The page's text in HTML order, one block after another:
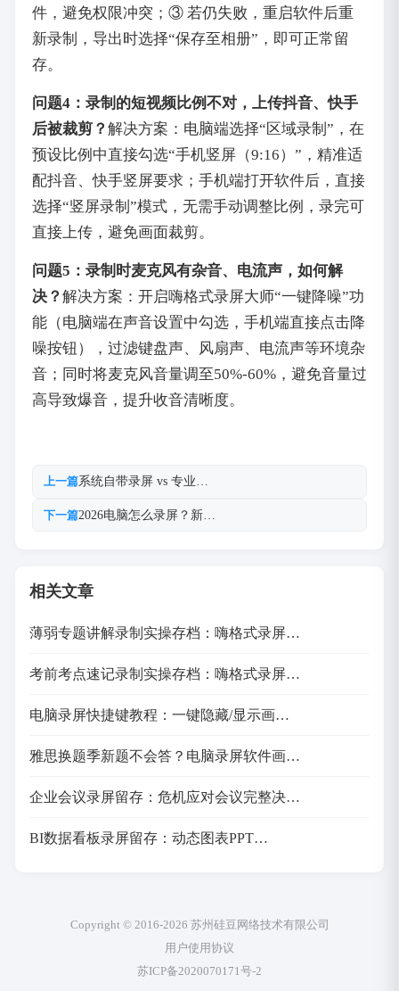
件，避免权限冲突；③ 若仍失败，重启软件后重
新录制，导出时选择“保存至相册”，即可正常留
存。
问题4：录制的短视频比例不对，上传抖音、快手
后被裁剪？ 解决方案：电脑端选择“区域录制”，在
预设比例中直接勾选“手机竖屏（9:16）”，精准适
配抖音、快手竖屏要求；手机端打开软件后，直接
选择“竖屏录制”模式，无需手动调整比例，录完可
直接上传，避免画面裁剪。
问题5：录制时麦克风有杂音、电流声，如何解
决？ 解决方案：开启嗨格式录屏大师“一键降噪”功
能（电脑端在声音设置中勾选，手机端直接点击降
噪按钮），过滤键盘声、风扇声、电流声等环境杂
音；同时将麦克风音量调至50%-60%，避免音量过
高导致爆音，提升收音清晰度。
上一篇系统自带录屏 vs 专业…
下一篇2026电脑怎么录屏？新…
相关文章
薄弱专题讲解录制实操存档：嗨格式录屏…
考前考点速记录制实操存档：嗨格式录屏…
电脑录屏快捷键教程：一键隐藏/显示画…
雅思换题季新题不会答？电脑录屏软件画…
企业会议录屏留存：危机应对会议完整决…
BI数据看板录屏留存：动态图表PPT…
Copyright © 2016-2026 苏州硅豆网络技术有限公司
用户使用协议
苏ICP备2020070171号-2